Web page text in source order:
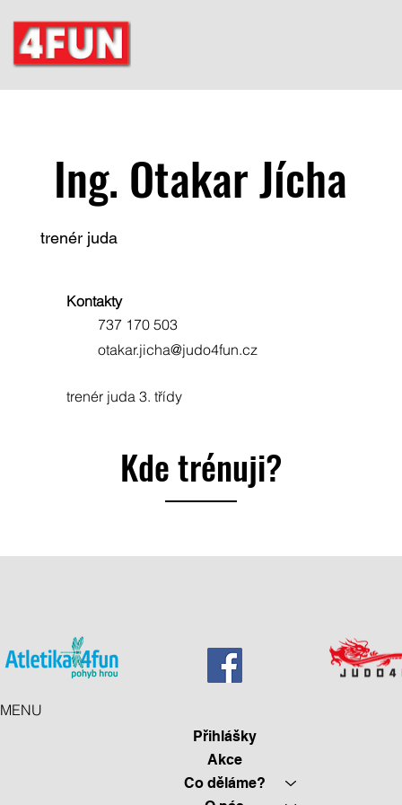
Kde trénuji?
737 170 503
otakar.jicha@judo4fun.cz
Kontakty
trenér juda 3. třídy
Ing. Otakar Jícha
trenér juda
MENU
Přihlášky
Akce
Co děláme?